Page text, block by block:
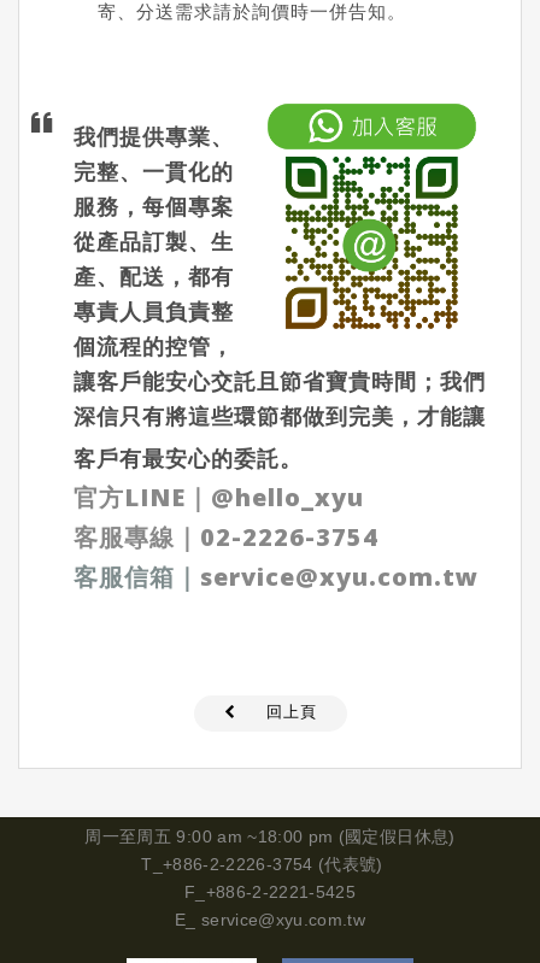
寄、分送需求請於詢價時一併告知。
我們提供專業、
完整、一貫化的
服務，每個專案
從產品訂製、生
產、配送，都有
專責人員負責整
個流程的控管，
讓客戶能安心交託且節省寶貴時間；我們
深信只有將這些環節都做到完美，才能讓
客戶有最安心的委託。
官方LINE ｜ @hello_xyu
客服專線｜ 02-2226-3754
客服信箱 ｜ service@xyu.com.tw
回上頁
周一至周五 9:00 am ~18:00 pm (國定假日休息)
T_+886-2-2226-3754 (代表號)
F_+886-2-2221-5425
E_ service@xyu.com.tw